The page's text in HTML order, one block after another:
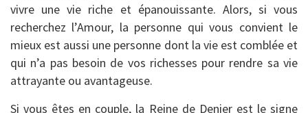
vivre une vie riche et épanouissante. Alors, si vous
recherchez l’Amour, la personne qui vous convient le
mieux est aussi une personne dont la vie est comblée et
qui n’a pas besoin de vos richesses pour rendre sa vie
attrayante ou avantageuse.
Si vous êtes en couple, la Reine de Denier est le signe